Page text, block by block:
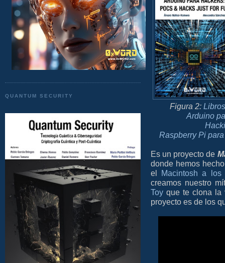
QUANTUM SECURITY
Figura 2:
Arduino
Raspberry Pi
Es un proyecto de
donde hemos
el
Macintosh a
creamos nuestro
Toy que te clona la
proyecto es de los